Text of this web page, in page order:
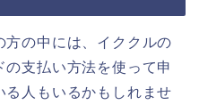
方の中には、イククルの
支払い方法を使って申
る人もいるかもしれませ